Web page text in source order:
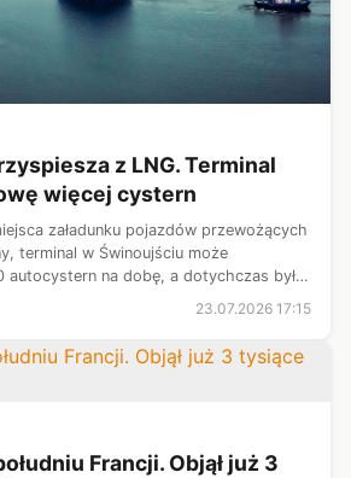
z LNG. Terminal
więcej cystern
załadunku pojazdów przewożących
terminal w Świnoujściu może
autocystern na dobę, a dotychczas było
roku „na kołach” przetransportowano
23.07.2026 17:15
Francji. Objął już 3